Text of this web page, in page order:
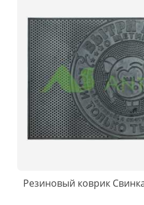
Резиновый коврик